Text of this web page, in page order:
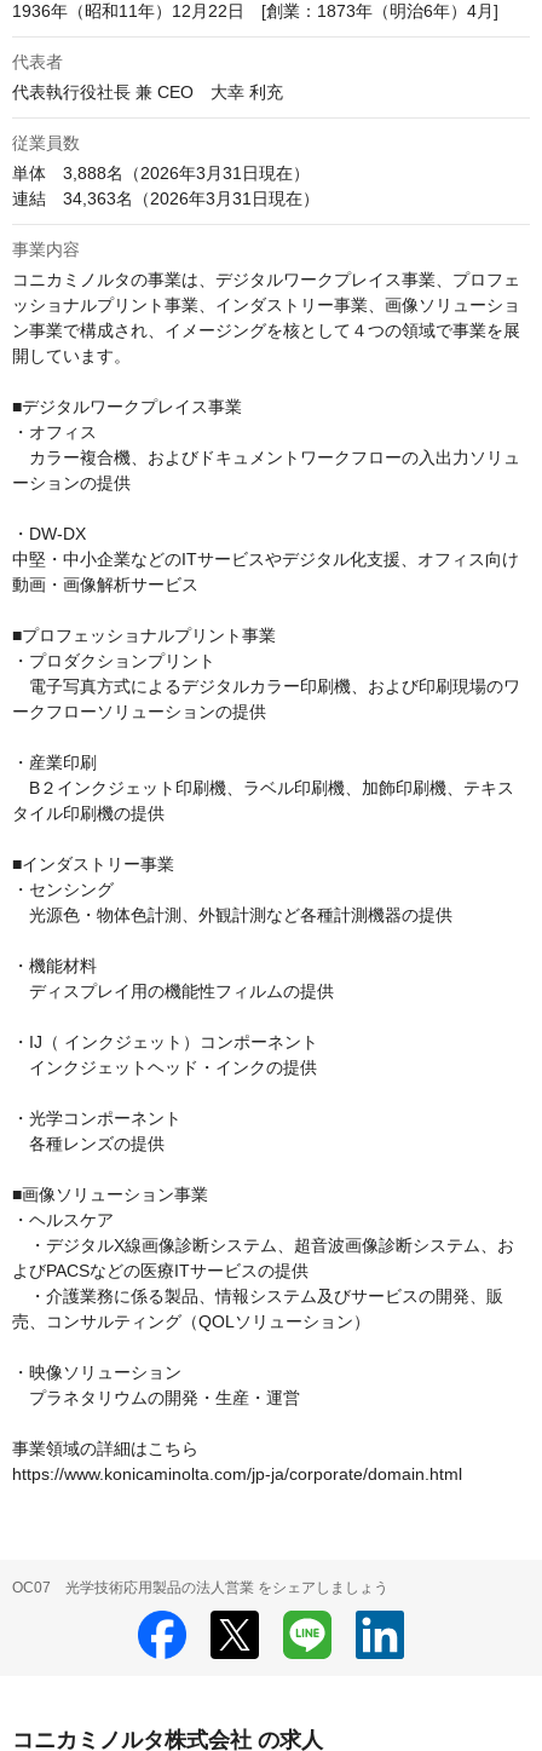
1936年（昭和11年）12月22日　[創業：1873年（明治6年）4月]
代表者
代表執行役社長 兼 CEO　大幸 利充
従業員数
単体　3,888名（2026年3月31日現在）
連結　34,363名（2026年3月31日現在）
事業内容
コニカミノルタの事業は、デジタルワークプレイス事業、プロフェ
ッショナルプリント事業、インダストリー事業、画像ソリューショ
ン事業で構成され、イメージングを核として４つの領域で事業を展
開しています。
■デジタルワークプレイス事業
・オフィス
カラー複合機、およびドキュメントワークフローの入出力ソリュ
ーションの提供
・DW-DX
中堅・中小企業などのITサービスやデジタル化支援、オフィス向け
動画・画像解析サービス
■プロフェッショナルプリント事業
・プロダクションプリント
電子写真方式によるデジタルカラー印刷機、および印刷現場のワ
ークフローソリューションの提供
・産業印刷
B２インクジェット印刷機、ラベル印刷機、加飾印刷機、テキス
タイル印刷機の提供
■インダストリー事業
・センシング
光源色・物体色計測、外観計測など各種計測機器の提供
・機能材料
ディスプレイ用の機能性フィルムの提供
・IJ（ インクジェット）コンポーネント
インクジェットヘッド・インクの提供
・光学コンポーネント
各種レンズの提供
■画像ソリューション事業
・ヘルスケア
・デジタルX線画像診断システム、超音波画像診断システム、お
よびPACSなどの医療ITサービスの提供
・介護業務に係る製品、情報システム及びサービスの開発、販
売、コンサルティング（QOLソリューション）
・映像ソリューション
プラネタリウムの開発・生産・運営
事業領域の詳細はこちら
https://www.konicaminolta.com/jp-ja/corporate/domain.html
OC07 光学技術応用製品の法人営業 をシェアしましょう
コニカミノルタ株式会社 の求人